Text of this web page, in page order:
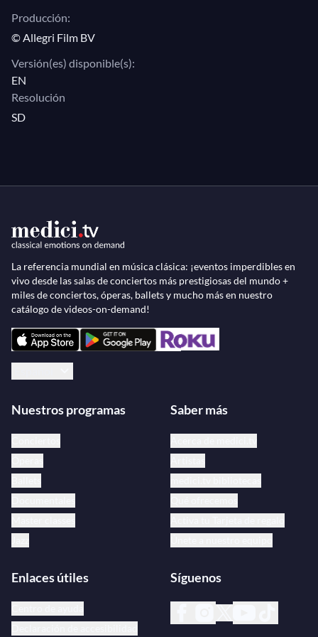
us on Mahler, Stravinsky, Schoenberg and Berio, the
film also shows the Italian composer working on his
Sinfonia with the Concertgebouw orchestra. Bon
voyage!
Producción:
© Allegri Film BV
Versión(es) disponible(s):
EN
Resolución
SD
La referencia mundial en música clásica: ¡eventos imperdibles en
vivo desde las salas de conciertos más prestigiosas del mundo +
miles de conciertos, óperas, ballets y mucho más en nuestro
catálogo de videos-on-demand!
Nuestros programas Saber más
Enlaces útiles Síguenos